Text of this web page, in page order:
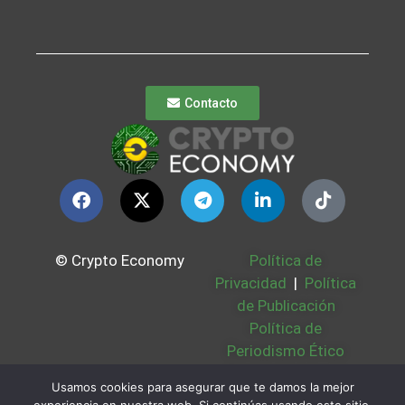
Contacto
© Crypto Economy
Política de
Privacidad | Política
de Publicación
Política de
Periodismo Ético
Bases Legales |
Usamos cookies para asegurar que te damos la mejor